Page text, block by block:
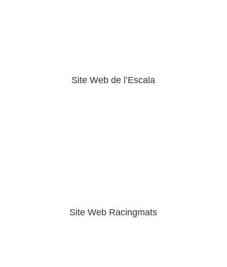
Site Web de l’Escala
Site Web Racingmats